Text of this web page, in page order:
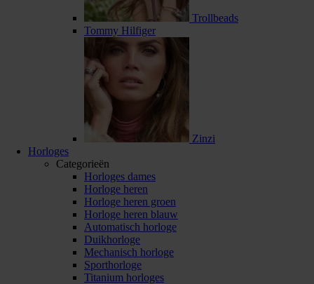
Trollbeads
Tommy Hilfiger
Zinzi
Horloges
Categorieën
Horloges dames
Horloge heren
Horloge heren groen
Horloge heren blauw
Automatisch horloge
Duikhorloge
Mechanisch horloge
Sporthorloge
Titanium horloges